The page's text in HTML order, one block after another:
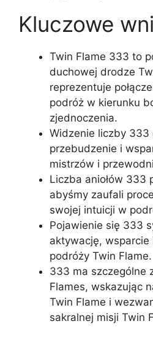
Kluczowe
Twin Flame 333 to
duchowej drodze
reprezentuje
podróż w kierunku
zjednoczenia.
Widzenie liczby 333
przebudzenie i
mistrzów i
Liczba aniołów 333
abyśmy zaufali
swojej intuicji w
Pojawienie się 333
aktywację,
podróży Twin Flame.
333 ma szczególne
Flames, wskazując
Twin Flame i
sakralnej misji Twin